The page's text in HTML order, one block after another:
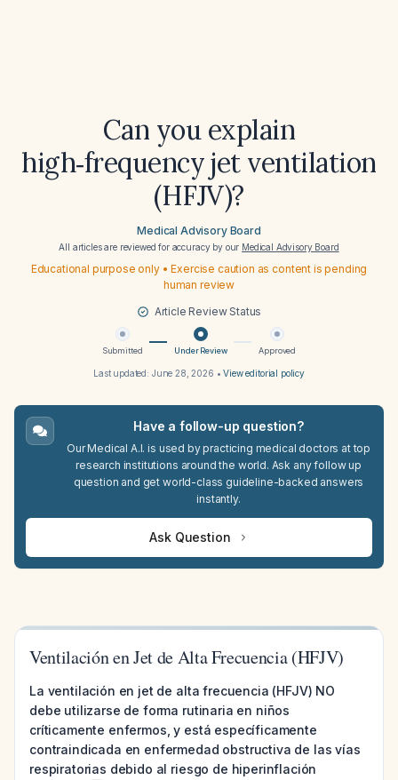
Can you explain
high‑frequency jet ventilation
(HFJV)?
Medical Advisory Board
All articles are reviewed for accuracy by our Medical Advisory Board
Educational purpose only • Exercise caution as content is pending
human review
Article Review Status
Submitted Under Review Approved
Last updated: June 28, 2026 •View editorial policy
Have a follow-up question?
Our Medical A.I. is used by practicing medical doctors at top
research institutions around the world. Ask any follow up
question and get world-class guideline-backed answers
instantly.
Ask Question
Ventilación en Jet de Alta Frecuencia (HFJV)
La ventilación en jet de alta frecuencia (HFJV) NO
debe utilizarse de forma rutinaria en niños
críticamente enfermos, y está específicamente
contraindicada en enfermedad obstructiva de las vías
respiratorias debido al riesgo de hiperinflación